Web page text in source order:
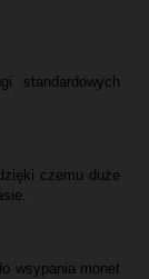
standardowych
czemu duże
wsypania monet